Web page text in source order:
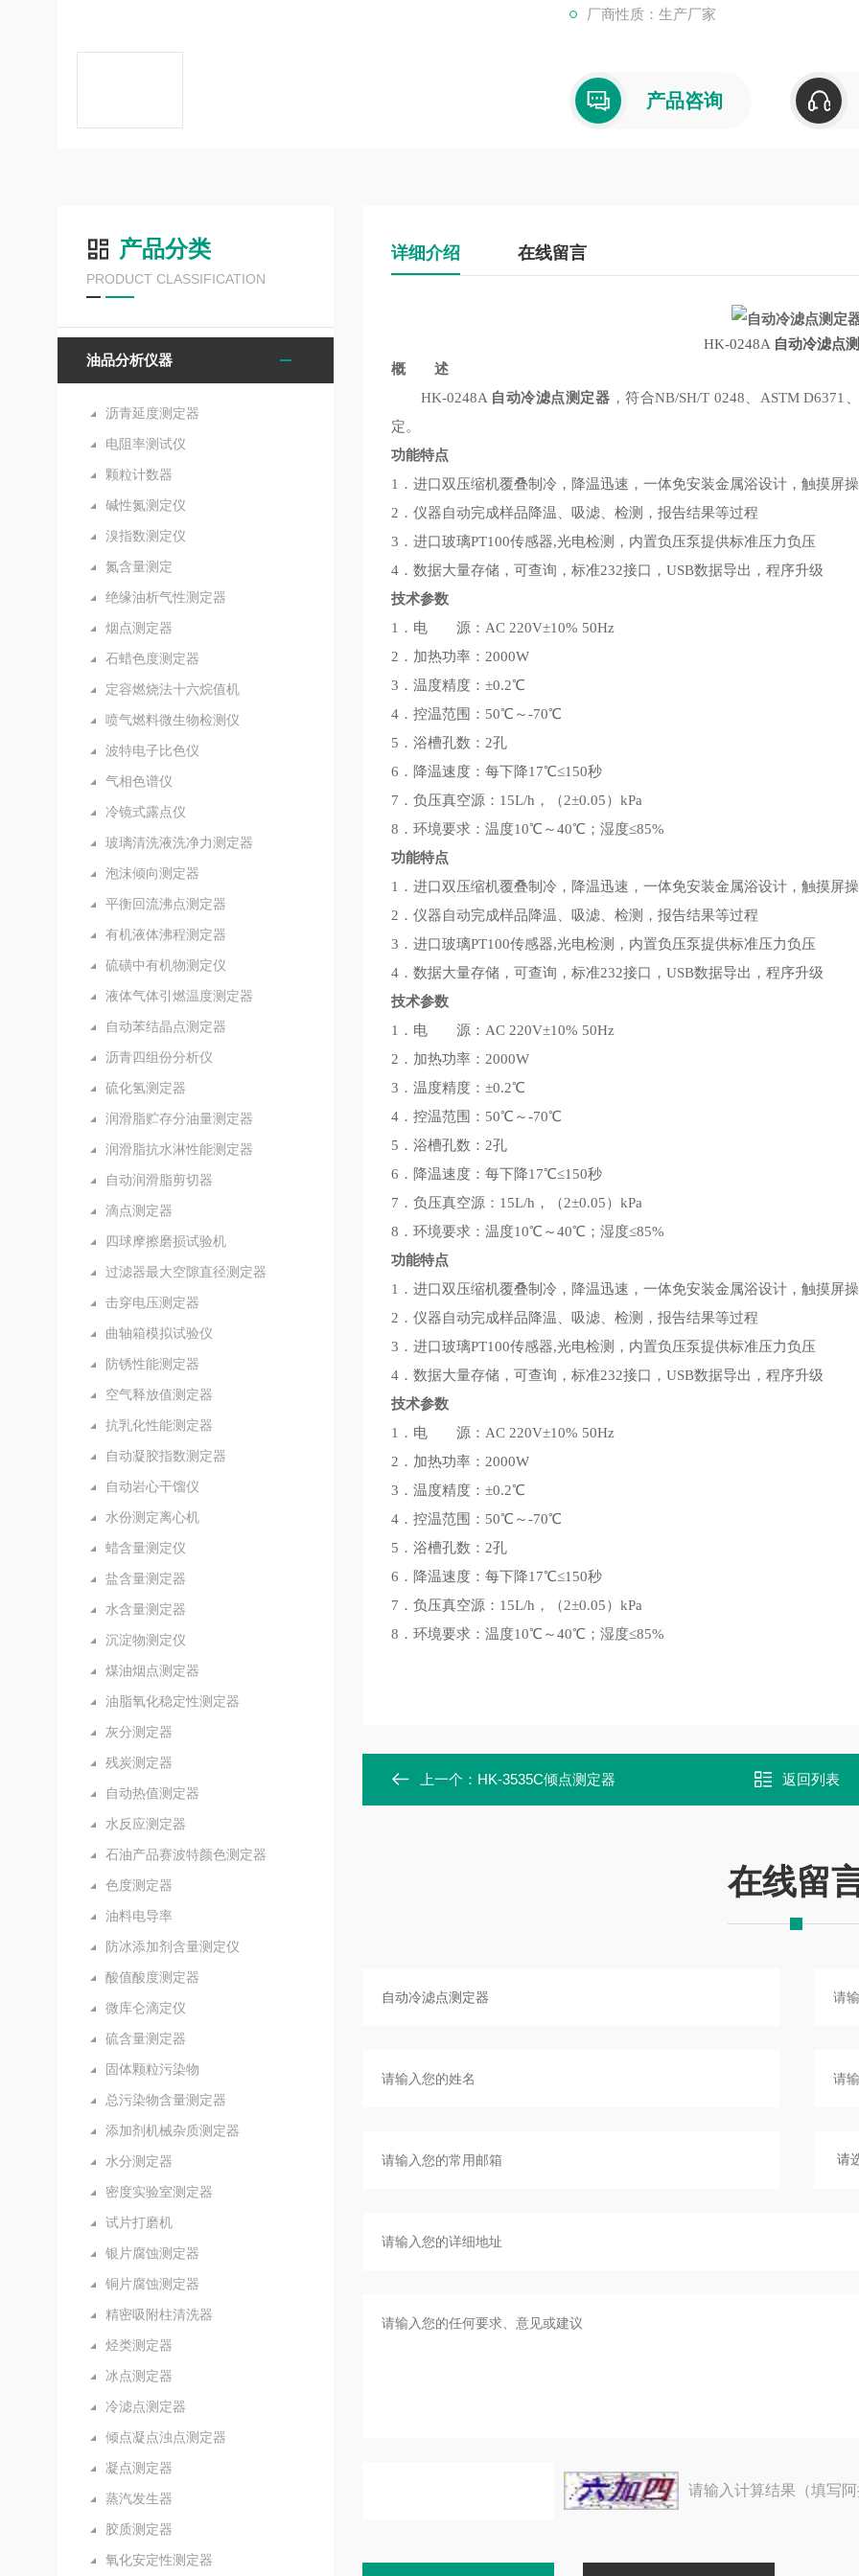
厂商性质：生产厂家
产品咨询
产品分类
PRODUCT CLASSIFICATION
油品分析仪器
沥青延度测定器
电阻率测试仪
颗粒计数器
碱性氮测定仪
溴指数测定仪
氮含量测定
绝缘油析气性测定器
烟点测定器
石蜡色度测定器
定容燃烧法十六烷值机
喷气燃料微生物检测仪
波特电子比色仪
气相色谱仪
冷镜式露点仪
玻璃清洗液洗净力测定器
泡沫倾向测定器
平衡回流沸点测定器
有机液体沸程测定器
硫磺中有机物测定仪
液体气体引燃温度测定器
自动苯结晶点测定器
沥青四组份分析仪
硫化氢测定器
润滑脂贮存分油量测定器
润滑脂抗水淋性能测定器
自动润滑脂剪切器
滴点测定器
四球摩擦磨损试验机
过滤器最大空隙直径测定器
击穿电压测定器
曲轴箱模拟试验仪
防锈性能测定器
空气释放值测定器
抗乳化性能测定器
自动凝胶指数测定器
自动岩心干馏仪
水份测定离心机
蜡含量测定仪
盐含量测定器
水含量测定器
沉淀物测定仪
煤油烟点测定器
油脂氧化稳定性测定器
灰分测定器
残炭测定器
自动热值测定器
水反应测定器
石油产品赛波特颜色测定器
色度测定器
油料电导率
防冰添加剂含量测定仪
酸值酸度测定器
微库仑滴定仪
硫含量测定器
固体颗粒污染物
总污染物含量测定器
添加剂机械杂质测定器
水分测定器
密度实验室测定器
试片打磨机
银片腐蚀测定器
铜片腐蚀测定器
精密吸附柱清洗器
烃类测定器
冰点测定器
冷滤点测定器
倾点凝点浊点测定器
凝点测定器
蒸汽发生器
胶质测定器
氧化安定性测定器
详细介绍 在线留言
HK-0248A 自动冷滤点
概 述
HK-0248A 自动冷滤点测定器 ，符合NB/SH/T 0248、ASTM
定。
功能特点
1．进口双压缩机覆叠制冷，降温迅速，一体免安装金属浴设计，触摸屏
2．仪器自动完成样品降温、吸滤、检测，报告结果等过程
3．进口玻璃PT100传感器,光电检测，内置负压泵提供标准压力负压
4．数据大量存储，可查询，标准232接口，USB数据导出，程序升级
技术参数
1．电 源：AC 220V±10% 50Hz
2．加热功率：2000W
3．温度精度：±0.2℃
4．控温范围：50℃～-70℃
5．浴槽孔数：2孔
6．降温速度：每下降17℃≤150秒
7．负压真空源：15L/h，（2±0.05）kPa
8．环境要求：温度10℃～40℃；湿度≤85%
功能特点
1．进口双压缩机覆叠制冷，降温迅速，一体免安装金属浴设计，触摸屏
2．仪器自动完成样品降温、吸滤、检测，报告结果等过程
3．进口玻璃PT100传感器,光电检测，内置负压泵提供标准压力负压
4．数据大量存储，可查询，标准232接口，USB数据导出，程序升级
技术参数
1．电 源：AC 220V±10% 50Hz
2．加热功率：2000W
3．温度精度：±0.2℃
4．控温范围：50℃～-70℃
5．浴槽孔数：2孔
6．降温速度：每下降17℃≤150秒
7．负压真空源：15L/h，（2±0.05）kPa
8．环境要求：温度10℃～40℃；湿度≤85%
功能特点
1．进口双压缩机覆叠制冷，降温迅速，一体免安装金属浴设计，触摸屏
2．仪器自动完成样品降温、吸滤、检测，报告结果等过程
3．进口玻璃PT100传感器,光电检测，内置负压泵提供标准压力负压
4．数据大量存储，可查询，标准232接口，USB数据导出，程序升级
技术参数
1．电 源：AC 220V±10% 50Hz
2．加热功率：2000W
3．温度精度：±0.2℃
4．控温范围：50℃～-70℃
5．浴槽孔数：2孔
6．降温速度：每下降17℃≤150秒
7．负压真空源：15L/h，（2±0.05）kPa
8．环境要求：温度10℃～40℃；湿度≤85%
上一个： HK-3535C倾点测定器 返回列表
在线留
请输入计算结果（填写